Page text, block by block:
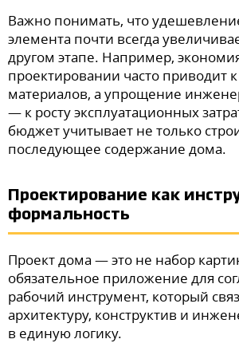
Важно понимать, что
элемента почти всегда
другом этапе. Например,
проектировании часто приводит
материалов, а упрощение
— к росту эксплуатационных
бюджет учитывает не только
последующее содержание дома.
Проектирование как
формальность
Проект дома — это не набор
обязательное приложение для
рабочий инструмент, который
архитектуру, конструктив и
в единую логику.